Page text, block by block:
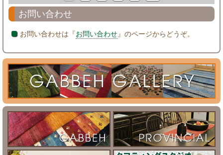
お問い合わせ
お問い合わせは『お問い合わせ』のページからどうぞ。